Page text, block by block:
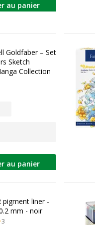
au panier
Goldfaber – Set
Sketch
Collection
au panier
pigment liner -
mm - noir
3